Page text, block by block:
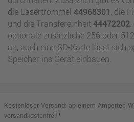
die Lasertrommel 44968301, die
und die Transfereinheit44472202.
optionale zusätzliche 256 oder
an, auch eine SD-Karte lässt sich
Speicher ins Gerät einbauen.
Kostenloser Versand: ab einem Ampertec
versandkostenfrei!¹